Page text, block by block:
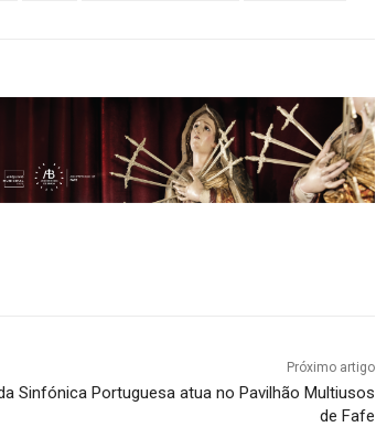
Próximo artigo
Sinfónica Portuguesa atua no Pavilhão Multiusos
de Fafe